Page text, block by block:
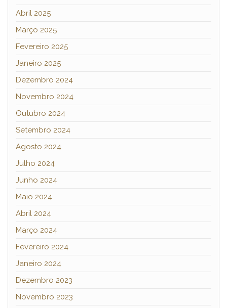
Abril 2025
Março 2025
Fevereiro 2025
Janeiro 2025
Dezembro 2024
Novembro 2024
Outubro 2024
Setembro 2024
Agosto 2024
Julho 2024
Junho 2024
Maio 2024
Abril 2024
Março 2024
Fevereiro 2024
Janeiro 2024
Dezembro 2023
Novembro 2023